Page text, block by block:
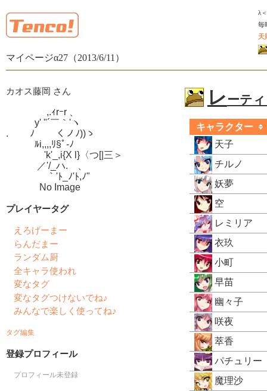
マイページα27（2013/6/11）
λ
毎
天
レ ーテ
キャラクター
天子
チルノ
妖夢
空
レミリア
衣玖
小町
早苗
幽々子
咲夜
萃香
パチュリー
魔理沙
カオス藤岡 さん
,.ｨrｰr 、
y' "´￣｀'ヽ
.　　 ﾉ　　 くノﾉ))ゝ
ﾙi,,,,ﾘ§ﾟ-ﾉ
'k'_,i{X l}〈つ[|三＞
／'/_ハ.ゝ、
｀'ﾄ_ﾉ'ﾄ,ﾉ"
No Image
プレイヤータグ
えろげーまー
らんだまー
ランダム厨
全キャラ使われ
変なタグ
変なタグつけないでね♪
みんなで楽しく使ってね♪
タグ編集
登録プロフィール
プロフィール未登録